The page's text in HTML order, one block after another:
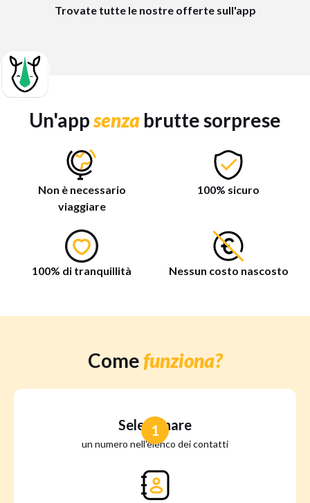
Trovate tutte le nostre offerte sull'app
Un'appsenza brutte sorprese
Non è necessario
viaggiare
100% sicuro
100% di tranquillità Nessun costo nascosto
Comefunziona?
Selezionare
un numero nell'elenco dei contatti
1